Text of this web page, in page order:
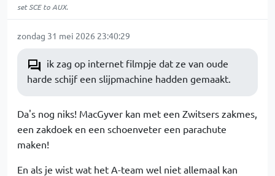
set SCE to AUX.
zondag 31 mei 2026 23:40:29
ik zag op internet filmpje dat ze van oude
harde schijf een slijpmachine hadden gemaakt.
Da's nog niks! MacGyver kan met een Zwitsers zakmes,
een zakdoek en een schoenveter een parachute
maken!
En als je wist wat het A-team wel niet allemaal kan